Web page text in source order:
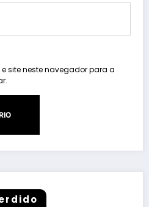
site neste navegador para a